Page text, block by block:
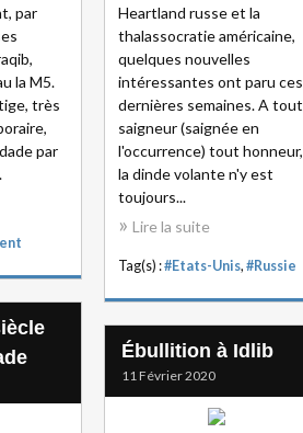
par
la M5.
très
par
Heartland russe et la
thalassocratie américaine,
quelques nouvelles
intéressantes ont paru ces
dernières semaines. A tout
saigneur (saignée en
l'occurrence) tout honneur,
la dinde volante n'y est
toujours...
Lire la suite
Tag(s) :#Etats-Unis, #Russie
Ébullition à Idlib
11 Février 2020